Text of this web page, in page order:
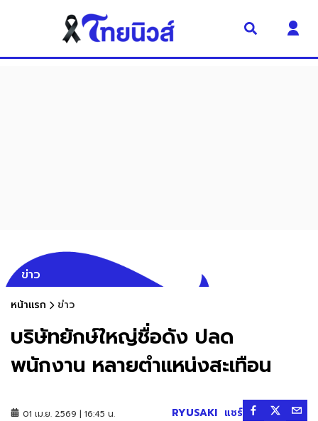
ข่าว
หน้าแรก ข่าว
บริษัทยักษ์ใหญ่ชื่อดัง ปลด
พนักงาน หลายตำแหน่งสะเทือน
01 เม.ย. 2569 | 16:45 น. RYUSAKI แชร์